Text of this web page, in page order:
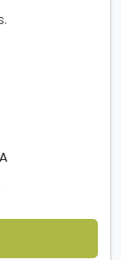
i
a